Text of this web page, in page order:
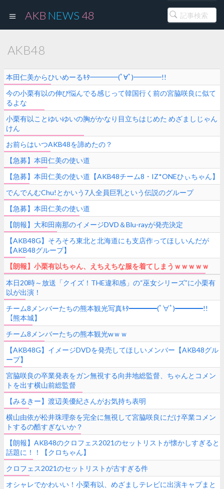
AKB NEWS 48
AKB48
本田仁美からひいめーるｷﾀ━━━━(ﾟ∀ﾟ)━━━━!!
今の小栗有以の伸び悩んでる感じって韓国行く前の宮脇咲良に似て
るよな
小栗有以ことゆいゆいの胸がかなり目立ちはじめた めざましじゃん
けん
お前らはいつAKB48を諦めたの？
【急募】本田仁美の使い道
【急募】本田仁美の使い道【AKB48チーム8・IZ*ONEひぃちゃん】
でんでんむChu!とかいう7人全員巨乳という伝説のグループ
【急募】本田仁美の使い道
【朗報】大和田南那のイメージDVD＆Blu-rayが発売決定
【AKB48G】そろそろ東北と北海道にも支店作ってほしいんだが
【AKB48グループ】
【朗報】小栗有以ちゃん、えちえちな服を着てしまうｗｗｗｗｗ
本日20時～放送「クイズ！THE違和感」の“巫女シリーズ”に小栗有
以が出演！
チーム8メンバーたちの熊本観光写真ｷﾀ━━━━(ﾟ∀ﾟ)━━━━!!
【熊本城】
チーム8メンバーたちの熊本観光wｗｗ
【AKB48G】イメージDVDを発売してほしいメンバー【AKB48グル
ープ】
宮脇咲良の卒業発表をガン無視する向井地総監督、ちゃんとコメン
トを出す横山前総監督
【みるきー】渡辺美優紀さんがお気持ち表明
横山由依が松井珠理奈を完全に無視して宮脇咲良にだけ卒業コメン
トするの酷すぎないか？
【朗報】AKB48のクロフェス2021のセットリストが懐かしすぎると
話題に！！【クロちゃん】
クロフェス2021のセットリストが古すぎる件
オシャレでかわいい！小栗有以、めざましテレビに出演キャプまと